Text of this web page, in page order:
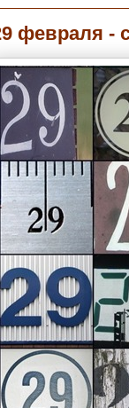
февраля -